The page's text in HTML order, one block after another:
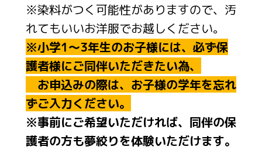
※染料がつく可能性がありますので、汚
れてもいいお洋服でお越しください。
※小学1～3年生のお子様には、必ず保
護者様にご同伴いただきたい為、
お申込みの際は、お子様の学年を忘れ
ずご入力ください。
※事前にご希望いただければ、同伴の保
護者の方も夢絞りを体験いただけます。